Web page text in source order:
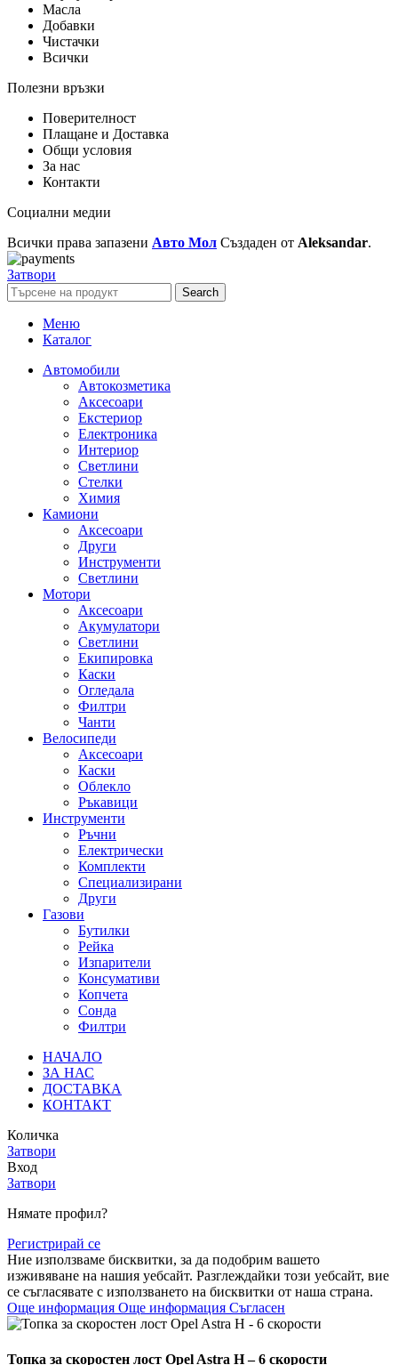
Масла
Добавки
Чистачки
Всички
Полезни връзки
Поверителност
Плащане и Доставка
Общи условия
За нас
Контакти
Социални медии
Всички права запазени Авто Мол Създаден от Aleksandar.
Затвори
Search
Меню
Каталог
Автомобили
Автокозметика
Аксесоари
Екстериор
Електроника
Интериор
Светлини
Стелки
Химия
Камиони
Аксесоари
Други
Инструменти
Светлини
Мотори
Аксесоари
Акумулатори
Светлини
Екипировка
Каски
Огледала
Филтри
Чанти
Велосипеди
Аксесоари
Каски
Облекло
Ръкавици
Инструменти
Ръчни
Електрически
Комплекти
Специализирани
Други
Газови
Бутилки
Рейка
Изпарители
Консумативи
Копчета
Сонда
Филтри
НАЧАЛО
ЗА НАС
ДОСТАВКА
КОНТАКТ
Количка
Затвори
Вход
Затвори
Нямате профил?
Регистрирай се
Ние използваме бисквитки, за да подобрим вашето
изживяване на нашия уебсайт. Разглеждайки този уебсайт, вие
се съгласявате с използването на бисквитки от наша страна.
Още информация Още информация Съгласен
Топка за скоростен лост Opel Astra H – 6 скорости